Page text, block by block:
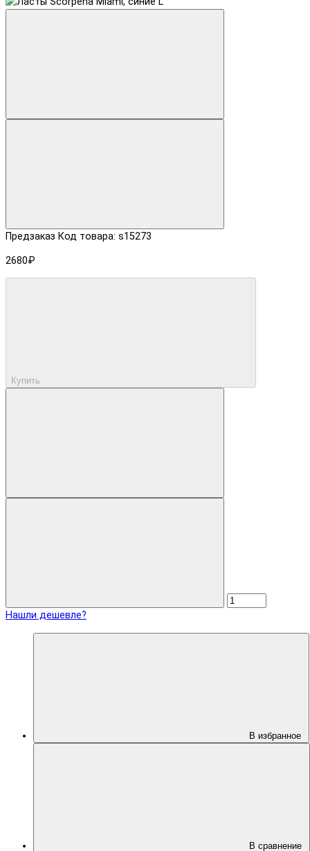
Предзаказ Код товара: s15273
2680₽
Купить
Нашли дешевле?
В избранное
В сравнение